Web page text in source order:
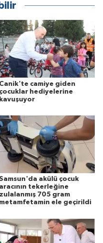
Canik'te camiye giden
çocuklar hediyelerine
kavuşuyor
akülü çocuk
aracının tekerleğine
zulalanmış 705 gram
metamfetamin ele geçirildi